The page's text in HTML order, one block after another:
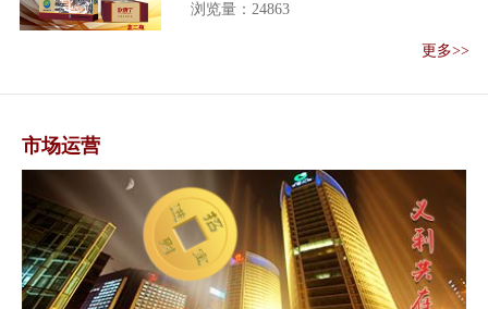
《关于加强基层医疗卫生机构绩
加强智慧医院...
解读关于《公众科学戴口罩指引
（修订版）》...
《关于做好疫情常态化防控下新
冠病毒核酸检...
2019年卫生健康事业发展统计公
浏览量：24863
更多>>
市场运营